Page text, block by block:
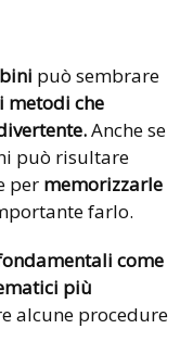
può sembrare
metodi che
Anche se
può risultare
per memorizzarle
farlo.
come
più
alcune procedure